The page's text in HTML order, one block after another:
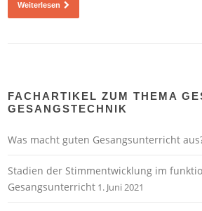
Weiterlesen
FACHARTIKEL ZUM THEMA
GESANGSTECHNIK
Was macht guten Gesangsunterricht
Stadien der Stimmentwicklung im
Gesangsunterricht 1. Juni 2021